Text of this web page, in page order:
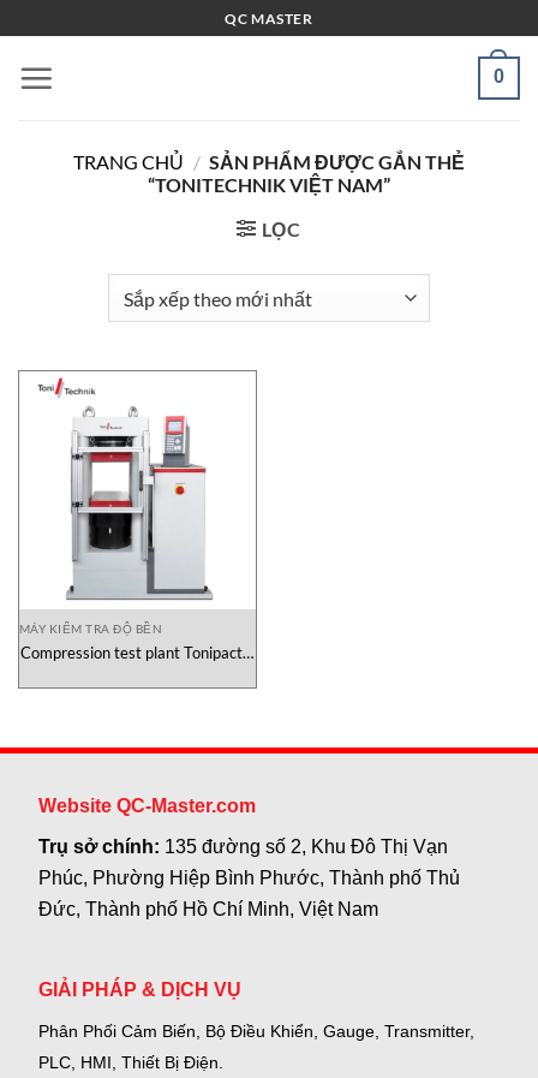
qua
nội
QC MASTER
0
TRANG CHỦ / SẢN PHẨM ĐƯỢC GẮN THẺ
“TONITECHNIK VIỆT NAM”
LỌC
MÁY KIỂM TRA ĐỘ BỀN
Compression test plant Tonipact II
Website QC-Master.com
Trụ sở chính: 135 đường số 2, Khu Đô Thị Vạn
Phúc, Phường Hiệp Bình Phước, Thành phố Thủ
Đức, Thành phố Hồ Chí Minh, Việt Nam
GIẢI PHÁP & DỊCH VỤ
Phân Phối Cảm Biến, Bộ Điều Khiển, Gauge, Transmitter,
PLC, HMI, Thiết Bị Điện.